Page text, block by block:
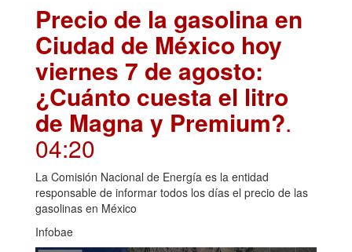
Precio de la gasolina en
Ciudad de México hoy
viernes 7 de agosto:
¿Cuánto cuesta el litro
de Magna y Premium?.
04:20
La Comisión Nacional de Energía es la entidad
responsable de informar todos los días el precio de las
gasolinas en México
Infobae